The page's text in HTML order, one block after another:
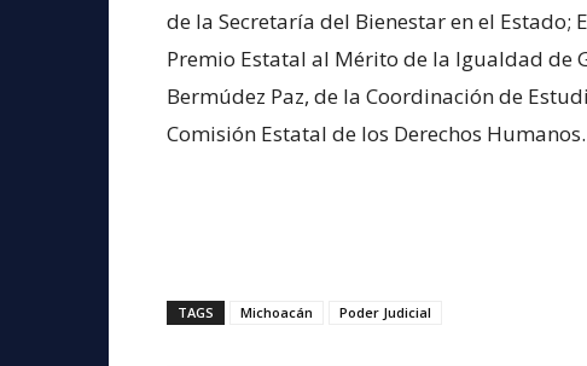
de la Secretaría del Bienestar en el
Premio Estatal al Mérito de la Igualdad de
Bermúdez Paz, de la Coordinación de
Comisión Estatal de los Derechos Humanos.
TAGS Michoacán Poder Judicial